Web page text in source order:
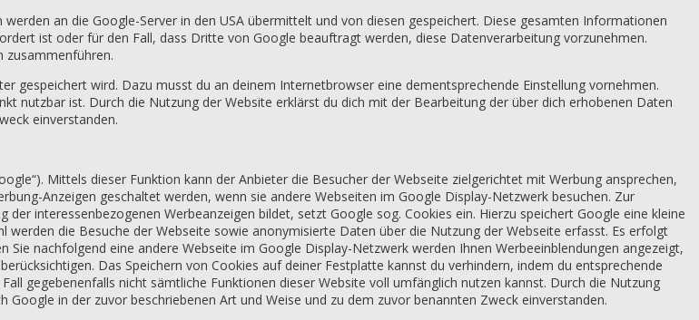
an die Google-Server in den USA übermittelt und von diesen gespeichert. Diese gesamten Informationen
ist oder für den Fall, dass Dritte von Google beauftragt werden, diese Datenverarbeitung vorzunehmen.
zusammenführen.
gespeichert wird. Dazu musst du an deinem Internetbrowser eine dementsprechende Einstellung vornehmen.
nutzbar ist. Durch die Nutzung der Website erklärst du dich mit der Bearbeitung der über dich erhobenen Daten
einverstanden.
Mittels dieser Funktion kann der Anbieter die Besucher der Webseite zielgerichtet mit Werbung ansprechen,
Anzeigen geschaltet werden, wenn sie andere Webseiten im Google Display-Netzwerk besuchen. Zur
interessenbezogenen Werbeanzeigen bildet, setzt Google sog. Cookies ein. Hierzu speichert Google eine kleine
die Besuche der Webseite sowie anonymisierte Daten über die Nutzung der Webseite erfasst. Es erfolgt
nachfolgend eine andere Webseite im Google Display-Netzwerk werden Ihnen Werbeeinblendungen angezeigt,
Das Speichern von Cookies auf deiner Festplatte kannst du verhindern, indem du entsprechende
gegebenenfalls nicht sämtliche Funktionen dieser Website voll umfänglich nutzen kannst. Durch die Nutzung
in der zuvor beschriebenen Art und Weise und zu dem zuvor benannten Zweck einverstanden.